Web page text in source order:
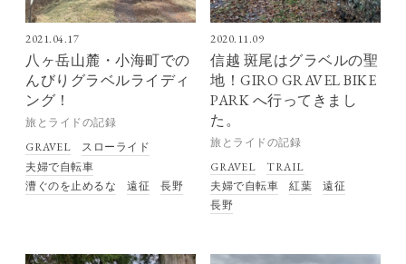
2021.04.17
八ヶ岳山麓・小海町での
んびりグラベルライディ
ング！
旅とライドの記録
GRAVEL
スローライド
夫婦で自転車
漕ぐのを止めるな
遠征 長野
2020.11.09
信越 斑尾はグラベルの聖
地！GIRO GRAVEL BIKE
PARK へ行ってきまし
た。
旅とライドの記録
GRAVEL
TRAIL
夫婦で自転車
紅葉
遠征
長野